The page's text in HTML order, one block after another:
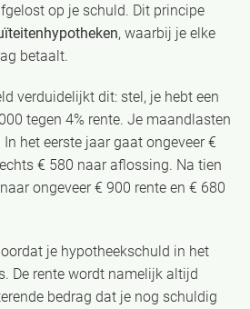
op je schuld. Dit principe
, waarbij je elke
betaalt.
verduidelijkt dit: stel, je hebt een
tegen 4% rente. Je maandlasten
het eerste jaar gaat ongeveer €
€ 580 naar aflossing. Na tien
ongeveer € 900 rente en € 680
je hypotheekschuld in het
De rente wordt namelijk altijd
bedrag dat je nog schuldig